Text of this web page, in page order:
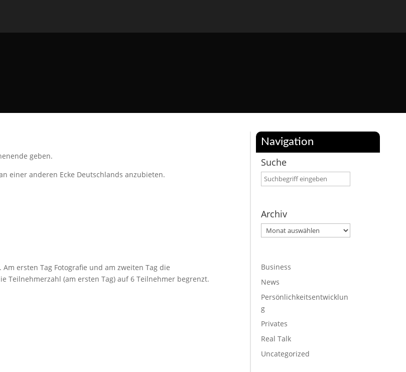
geben.
einer anderen Ecke Deutschlands anzubieten.
ersten Tag Fotografie und am zweiten Tag die
(am ersten Tag) auf 6 Teilnehmer begrenzt.
Navigation
Suche
Archiv
Archiv
Business
News
Persönlichkeitsentwicklun
g
Privates
Real Talk
Uncategorized